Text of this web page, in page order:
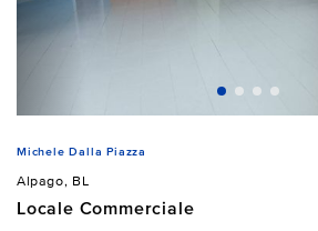
Michele Dalla Piazza
Alpago, BL
Locale Commerciale